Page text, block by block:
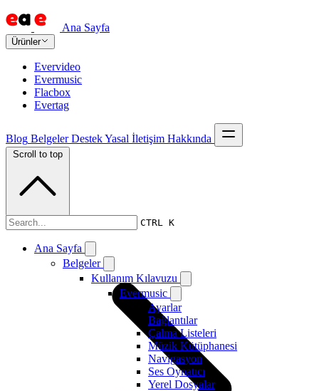
Ana Sayfa
Ürünler
Evervideo
Evermusic
Flacbox
Evertag
Blog Belgeler DestekYasal İletişim Hakkında
CTRL K
Ana Sayfa
Belgeler
Kullanım Kılavuzu
Evermusic
Ayarlar
Bağlantılar
Çalma Listeleri
Müzik Kütüphanesi
Navigasyon
Ses Oynatıcı
Yerel Dosyalar
Scroll to top
Belgeler